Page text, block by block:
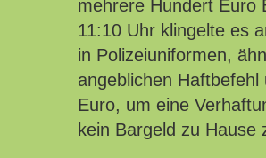
mehrere Hundert Euro
11:10 Uhr klingelte es
in Polizeiuniformen,
angeblichen
Euro, um eine
kein Bargeld zu Hause